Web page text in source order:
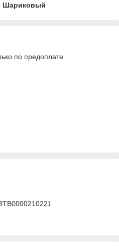
Шариковый
по предоплате.